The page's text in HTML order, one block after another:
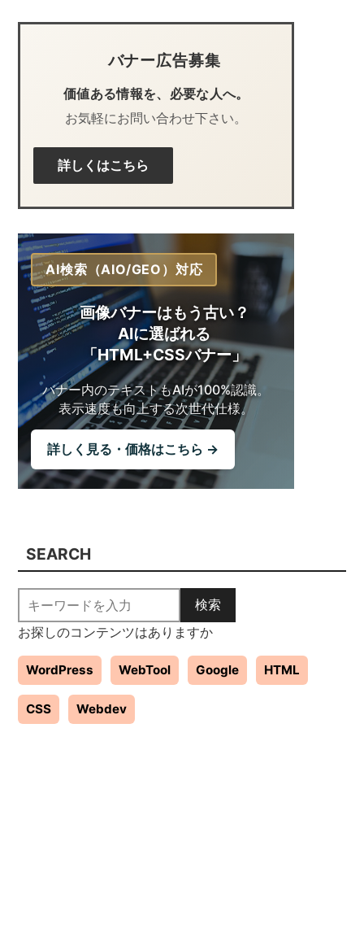
バナー広告募集
価値ある情報を、必要な人へ。
お気軽にお問い合わせ下さい。
詳しくはこちら
AI検索（AIO/GEO）対応
画像バナーはもう古い？
AIに選ばれる
「HTML+CSSバナー」
バナー内のテキストもAIが100%認識。
表示速度も向上する次世代仕様。
詳しく見る・価格はこちら →
SEARCH
検索
お探しのコンテンツはありますか
WordPress WebTool Google HTML
CSS Webdev